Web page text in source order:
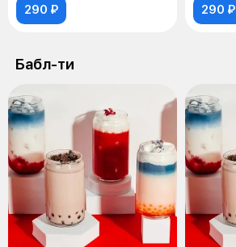
290 ₽ 290 ₽
Бабл-ти